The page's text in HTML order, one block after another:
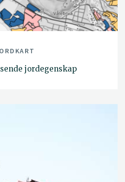
jordegenskap